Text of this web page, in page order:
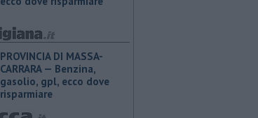
PROVINCIA DI MASSA-
CARRARA — ​Benzina,
gasolio, gpl, ecco dove
risparmiare